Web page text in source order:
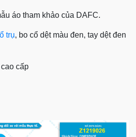
áo tham khảo của DAFC.
trụ, bo cổ dệt màu đen, tay dệt đen
cấp